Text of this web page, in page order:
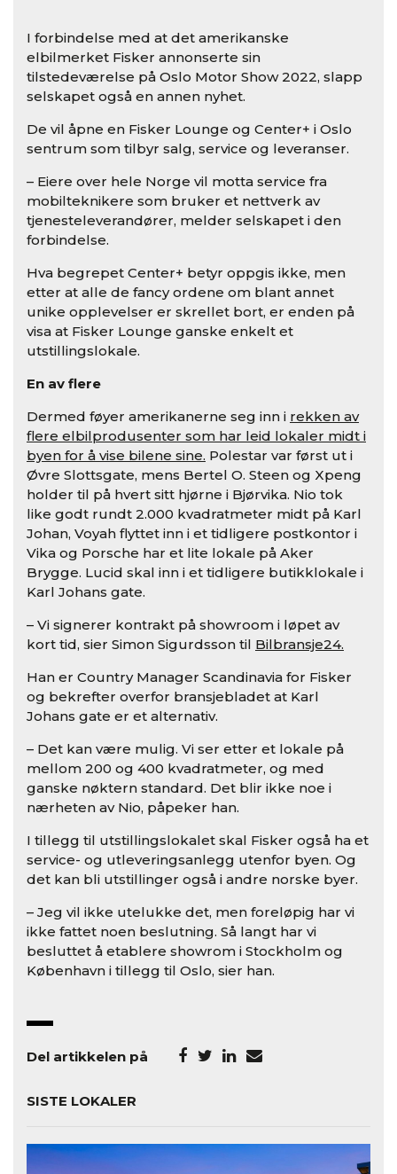
I forbindelse med at det amerikanske
elbilmerket Fisker annonserte sin
tilstedeværelse på Oslo Motor Show 2022, slapp
selskapet også en annen nyhet.
De vil åpne en Fisker Lounge og Center+ i Oslo
sentrum som tilbyr salg, service og leveranser.
– Eiere over hele Norge vil motta service fra
mobilteknikere som bruker et nettverk av
tjenesteleverandører, melder selskapet i den
forbindelse.
Hva begrepet Center+ betyr oppgis ikke, men
etter at alle de fancy ordene om blant annet
unike opplevelser er skrellet bort, er enden på
visa at Fisker Lounge ganske enkelt et
utstillingslokale.
En av flere
Dermed føyer amerikanerne seg inn i rekken av
flere elbilprodusenter som har leid lokaler midt i
byen for å vise bilene sine. Polestar var først ut i
Øvre Slottsgate, mens Bertel O. Steen og Xpeng
holder til på hvert sitt hjørne i Bjørvika. Nio tok
like godt rundt 2.000 kvadratmeter midt på Karl
Johan, Voyah flyttet inn i et tidligere postkontor i
Vika og Porsche har et lite lokale på Aker
Brygge. Lucid skal inn i et tidligere butikklokale i
Karl Johans gate.
– Vi signerer kontrakt på showroom i løpet av
kort tid, sier Simon Sigurdsson til Bilbransje24.
Han er Country Manager Scandinavia for Fisker
og bekrefter overfor bransjebladet at Karl
Johans gate er et alternativ.
– Det kan være mulig. Vi ser etter et lokale på
mellom 200 og 400 kvadratmeter, og med
ganske nøktern standard. Det blir ikke noe i
nærheten av Nio, påpeker han.
I tillegg til utstillingslokalet skal Fisker også ha et
service- og utleveringsanlegg utenfor byen. Og
det kan bli utstillinger også i andre norske byer.
– Jeg vil ikke utelukke det, men foreløpig har vi
ikke fattet noen beslutning. Så langt har vi
besluttet å etablere showrom i Stockholm og
København i tillegg til Oslo, sier han.
Del artikkelen på
SISTE LOKALER